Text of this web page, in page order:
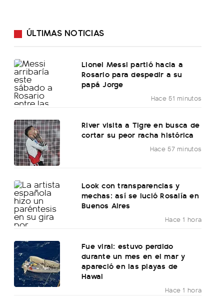
ÚLTIMAS NOTICIAS
Lionel Messi partió hacia a
Rosario para despedir a su
papá Jorge
Hace 51 minutos
River visita a Tigre en busca de
cortar su peor racha histórica
Hace 57 minutos
Look con transparencias y
mechas: así se lució Rosalía en
Buenos Aires
Hace 1 hora
Fue viral: estuvo perdido
durante un mes en el mar y
apareció en las playas de
Hawai
Hace 1 hora